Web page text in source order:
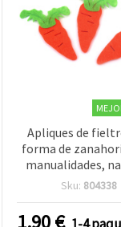
Apliques de
forma de
manualidades,
65x45 mm - 12
Sku: 804338
1.90€ 1-4